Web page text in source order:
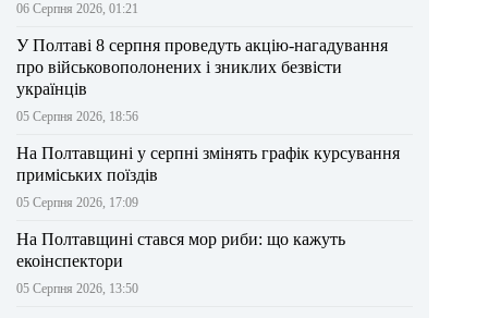
06 Серпня 2026, 01:21
У Полтаві 8 серпня проведуть акцію-нагадування
про військовополонених і зниклих безвісти
українців
05 Серпня 2026, 18:56
На Полтавщині у серпні змінять графік курсування
приміських поїздів
05 Серпня 2026, 17:09
На Полтавщині стався мор риби: що кажуть
екоінспектори
05 Серпня 2026, 13:50